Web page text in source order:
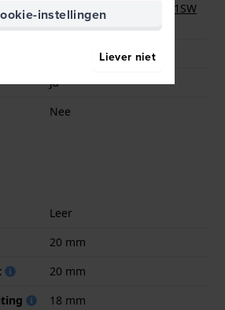
Renata R364 364 / SR621SW
Batterij
60 Maanden
Ja
Nee
Leer
20 mm
20 mm
18 mm
instellingen
Liever niet